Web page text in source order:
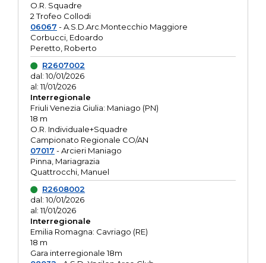
O.R. Squadre
2 Trofeo Collodi
06067 - A.S.D.Arc.Montecchio Maggiore
Corbucci, Edoardo
Peretto, Roberto
R2607002
dal: 10/01/2026
al: 11/01/2026
Interregionale
Friuli Venezia Giulia: Maniago (PN)
18 m
O.R. Individuale+Squadre
Campionato Regionale CO/AN
07017 - Arcieri Maniago
Pinna, Mariagrazia
Quattrocchi, Manuel
R2608002
dal: 10/01/2026
al: 11/01/2026
Interregionale
Emilia Romagna: Cavriago (RE)
18 m
Gara interregionale 18m